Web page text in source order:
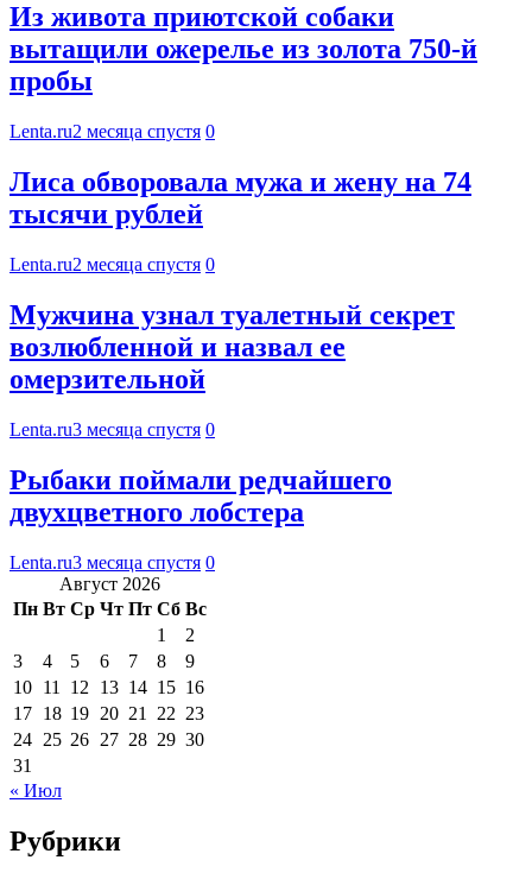
Из живота приютской собаки
вытащили ожерелье из золота 750-й
пробы
Lenta.ru2 месяца спустя 0
Лиса обворовала мужа и жену на 74
тысячи рублей
Lenta.ru2 месяца спустя 0
Мужчина узнал туалетный секрет
возлюбленной и назвал ее
омерзительной
Lenta.ru3 месяца спустя 0
Рыбаки поймали редчайшего
двухцветного лобстера
Lenta.ru3 месяца спустя 0
Август 2026
Пн Вт Ср Чт Пт Сб Вс
1
2
3
4 5 6 7 8
9
10 11 12 13 14 15 16
17 18 19 20 21 22 23
24 25 26 27 28 29 30
31
« Июл
Рубрики